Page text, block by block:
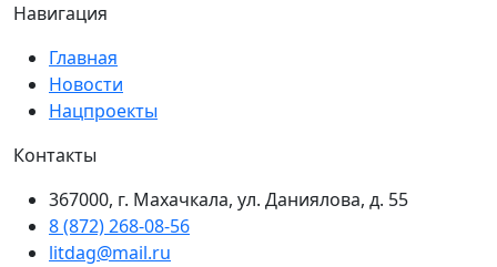
Навигация
Главная
Новости
Нацпроекты
Контакты
367000, г. Махачкала, ул. Даниялова, д. 55
8 (872) 268-08-56
litdag@mail.ru